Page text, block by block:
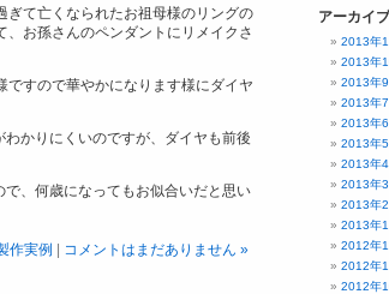
ぎて亡くなられたお祖母様のリングの
、お孫さんのペンダントにリメイクさ
ですので華やかになります様にダイヤ
かりにくいのですが、ダイヤも前後
、何歳になってもお似合いだと思い
作実例 コメントはまだありません »
アーカイブ
2013年
2013年
2013年9
2013年7
2013年6
2013年5
2013年4
2013年3
2013年2
2013年1
2012年
2012年
2012年